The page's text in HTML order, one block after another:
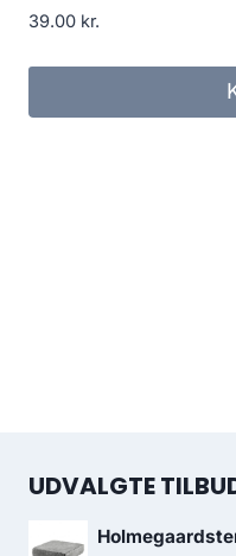
39.00 kr.
UDVALGTE